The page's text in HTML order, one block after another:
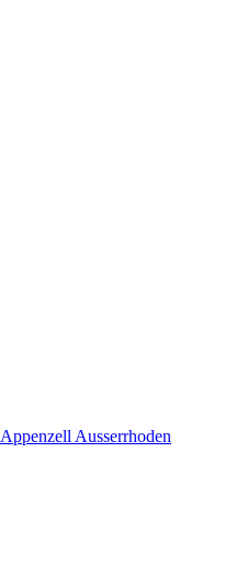
Appenzell Ausserrhoden